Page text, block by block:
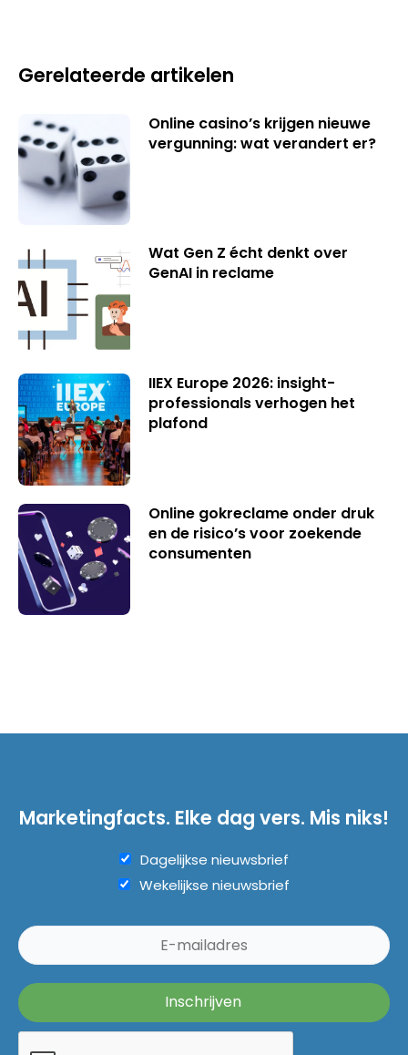
Gerelateerde artikelen
Online casino’s krijgen nieuwe
vergunning: wat verandert er?
Wat Gen Z écht denkt over
GenAI in reclame
IIEX Europe 2026: insight-
professionals verhogen het
plafond
Online gokreclame onder druk
en de risico’s voor zoekende
consumenten
Marketingfacts. Elke dag vers. Mis niks!
Dagelijkse nieuwsbrief
Wekelijkse nieuwsbrief